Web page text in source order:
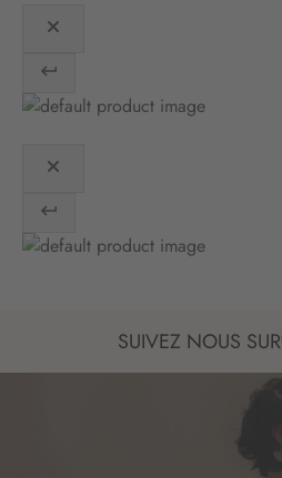
SUIVEZ NOUS SUR
: